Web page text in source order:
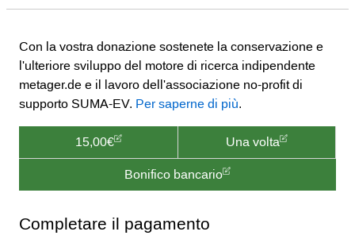
Con la vostra donazione sostenete la conservazione e
l'ulteriore sviluppo del motore di ricerca indipendente
metager.de e il lavoro dell'associazione no-profit di
supporto SUMA-EV. Per saperne di più.
15,00€ Una volta
Bonifico bancario
Completare il pagamento